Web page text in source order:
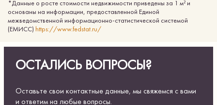
*Данные о росте стоимости недвижимости приведены за 1 м² и
основаны на информации, предоставленной Единой
межведомственной информационно-статистической системой
(ЕМИСС) https://www.fedstat.ru/
ОСТАЛИСЬ ВОПРОСЫ?
Оставьте свои контактные данные, мы свяжемся с вами
и ответим на любые вопросы.